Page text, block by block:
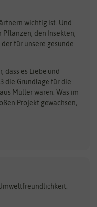
Dürr-Samen
Feldsaaten Freudenberger
Fertil
Flora Elite
Hortitops
wichtig ist. Und
Pflanzen, den Insekten,
für unsere gesunde
dass es Liebe und
die Grundlage für die
Müller waren. Was im
Projekt gewachsen,